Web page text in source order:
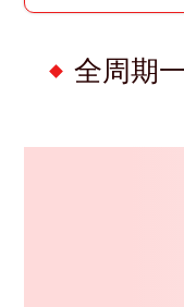
全周期